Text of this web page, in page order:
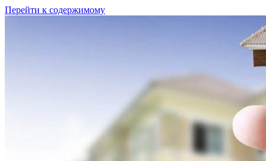
Перейти к содержимому